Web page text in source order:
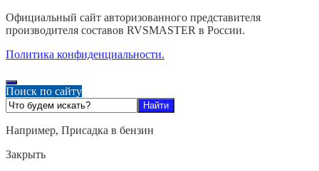
Официальный сайт авторизованного представителя
производителя составов RVSMASTER в России.
Политика конфиденциальности.
Поиск по сайту
Например, Присадка в бензин
Закрыть